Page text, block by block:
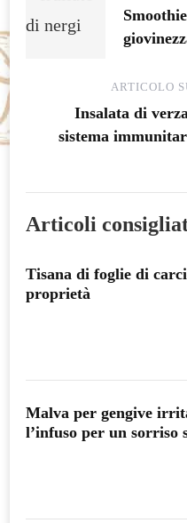
ARTICOLO
Insalata di
sistema
Articoli
Tisana di foglie di
proprietà
Malva per gengive
l’infuso per un sorriso